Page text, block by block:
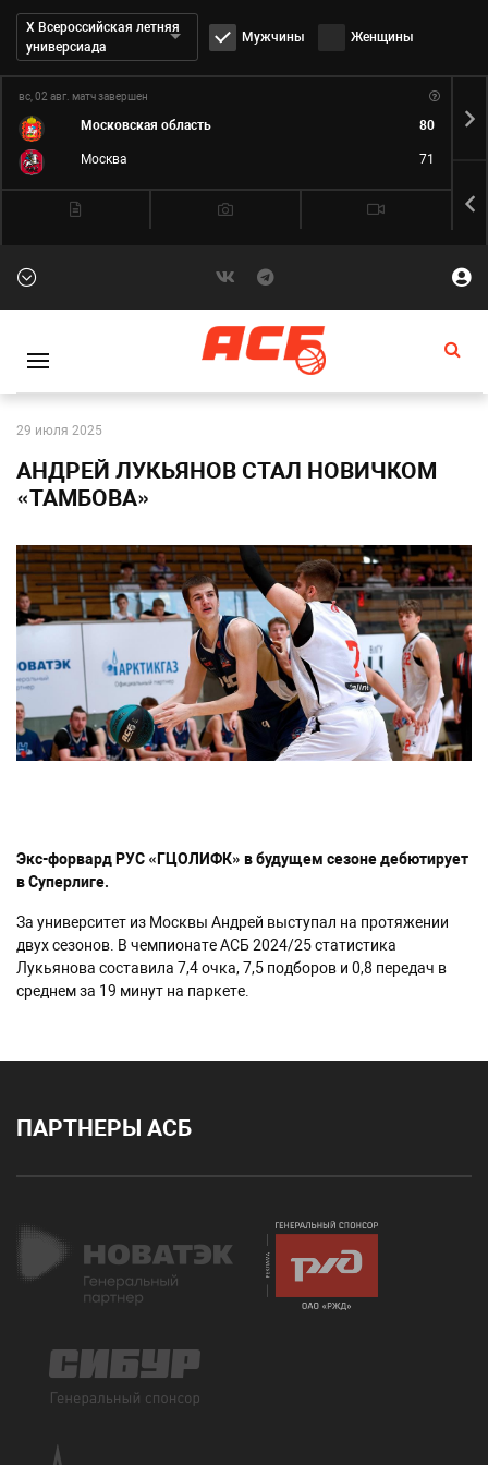
Дивизион:
Х Всероссийская летняя
универсиада
Мужчины Женщины
вс, 02 авг. матч завершен
Московская область 80
Москва 71
29 июля 2025
АНДРЕЙ ЛУКЬЯНОВ СТАЛ НОВИЧКОМ
«ТАМБОВА»
Экс-форвард РУС «ГЦОЛИФК» в будущем сезоне дебютирует
в Суперлиге.
За университет из Москвы Андрей выступал на протяжении
двух сезонов. В чемпионате АСБ 2024/25 статистика
Лукьянова составила 7,4 очка, 7,5 подборов и 0,8 передач в
среднем за 19 минут на паркете.
ПАРТНЕРЫ АСБ